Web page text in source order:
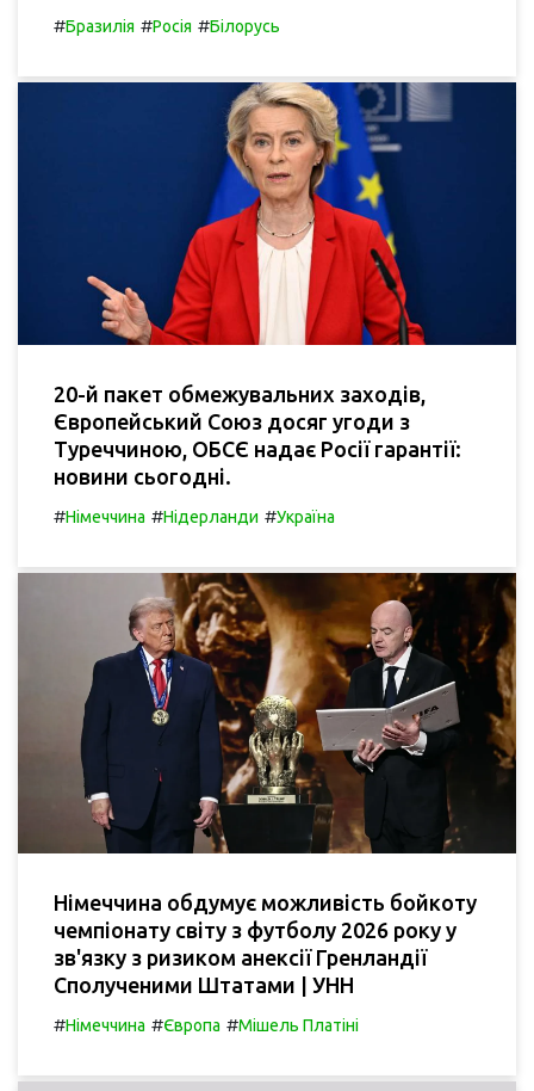
#Бразилія #Росія #Білорусь
20-й пакет обмежувальних заходів,
Європейський Союз досяг угоди з
Туреччиною, ОБСЄ надає Росії гарантії:
новини сьогодні.
#Німеччина #Нідерланди #Україна
Німеччина обдумує можливість бойкоту
чемпіонату світу з футболу 2026 року у
зв'язку з ризиком анексії Гренландії
Сполученими Штатами | УНН
#Німеччина #Європа #Мішель Платіні